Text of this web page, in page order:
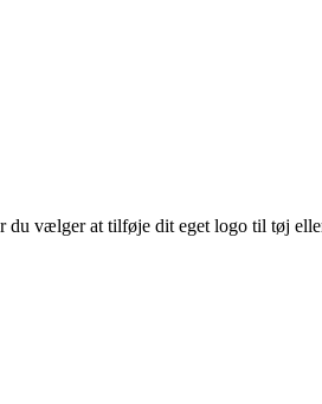
vælger at tilføje dit eget logo til tøj